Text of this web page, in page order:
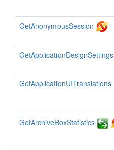
GetAnonymousSession
GetApplicationDesignSettings
GetApplicationUITranslations
GetArchiveBoxStatistics